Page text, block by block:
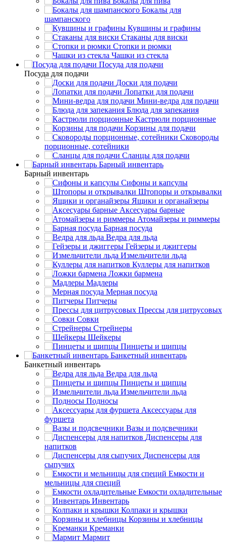
Бокалы для
шампанского
Кувшины и графины
Стаканы для виски
Стопки и рюмки
Чашки из стекла
Посуда для подачи
Посуда для подачи
Доски для подачи
Лопатки для подачи
Мини-ведра для подачи
Блюда для запекания
Кастрюли порционные
Корзины для подачи
Сковороды
порционные, сотейники
Сланцы для подачи
Барный инвентарь
Барный инвентарь
Сифоны и капсулы
Штопоры и открывалки
Ящики и органайзеры
Аксесуары барные
Атомайзеры и риммеры
Барная посуда
Ведра для льда
Гейзеры и джиггеры
Измельчители льда
Куллеры для напитков
Ложки бармена
Мадлеры
Мерная посуда
Питчеры
Прессы для цитрусовых
Совки
Стрейнеры
Шейкеры
Пинцеты и щипцы
Банкетный инвентарь
Банкетный инвентарь
Ведра для льда
Пинцеты и щипцы
Измельчители льда
Подносы
Аксессуары для
фуршета
Вазы и подсвечники
Диспенсеры для
напитков
Диспенсеры для
сыпучих
Емкости и
мельницы для специй
Емкости охладительные
Инвентарь
Колпаки и крышки
Корзины и хлебницы
Креманки
Мармит